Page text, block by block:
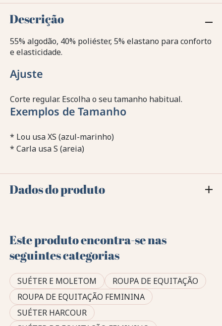
Descrição
55% algodão, 40% poliéster, 5% elastano para conforto
e elasticidade.
Ajuste
Corte regular. Escolha o seu tamanho habitual.
Exemplos de Tamanho
* Lou usa XS (azul-marinho)
* Carla usa S (areia)
Dados do produto
Este produto encontra-se nas
seguintes categorias
SUÉTER E MOLETOM
ROUPA DE EQUITAÇÃO
ROUPA DE EQUITAÇÃO FEMININA
SUÉTER HARCOUR